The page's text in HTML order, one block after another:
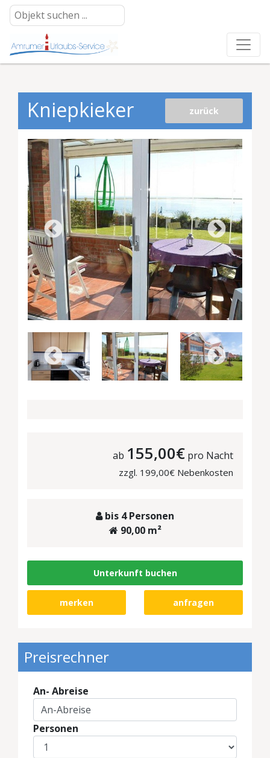
Kniepkieker zurück
ab 155,00€ pro Nacht
zzgl. 199,00€ Nebenkosten
bis 4 Personen
90,00 m²
Unterkunft buchen
merken anfragen
Preisrechner
An- Abreise
Personen